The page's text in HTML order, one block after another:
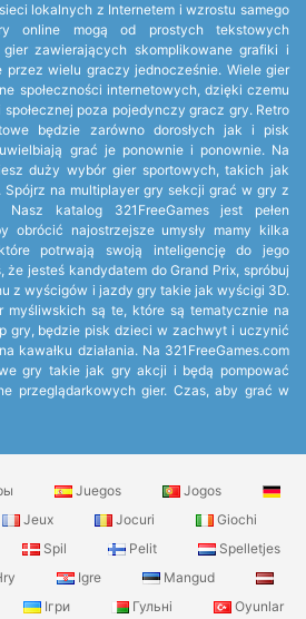
lokalnych z Internetem i wzrostu samego
online mogą od prostych tekstowych
zawierających skomplikowane grafiki i
wielu graczy jednocześnie. Wiele gier
społeczności internetowych, dzięki czemu
poza pojedynczy gracz gry. Retro
będzie zarówno dorosłych jak i pisk
grać je ponownie i ponownie. Na
duży wybór gier sportowych, takich jak
Spójrz na multiplayer gry sekcji grać w gry z
Nasz katalog 321FreeGames jest pełen
obrócić najostrzejsze umysły mamy kilka
potrwają swoją inteligencję do jego
że jesteś kandydatem do Grand Prix, spróbuj
z wyścigów i jazdy gry takie jak wyścigi 3D.
myśliwskich są te, które są tematycznie na
gry, będzie pisk dzieci w zachwyt i uczynić
kawałku działania. Na 321FreeGames.com
gry takie jak gry akcji i będą pompować
przeglądarkowych gier. Czas, aby grać w
Juegos
Jogos
Jeux Jocuri
Giochi
Spil Pelit
Spelletjes
Igre
Mangud
Ігри Гульні Oyunlar